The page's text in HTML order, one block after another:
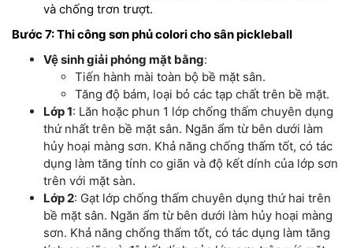
và chống trơn trượt.
Bước 7: Thi công sơn phủ colori cho sân pickleball
Vệ sinh giải phóng mặt bằng:
Tiến hành mài toàn bộ bề mặt sân.
Tăng độ bám, loại bỏ các tạp chất trên bề mặt.
Lớp 1: Lăn hoặc phun 1 lớp chống thấm chuyên dụng
thứ nhất trên bề mặt sân. Ngăn ẩm từ bên dưới làm
hủy hoại màng sơn. Khả năng chống thấm tốt, có tác
dụng làm tăng tính co giãn và độ kết dính của lớp sơn
trên với mặt sàn.
Lớp 2: Gạt lớp chống thấm chuyên dụng thứ hai trên
bề mặt sân. Ngăn ẩm từ bên dưới làm hủy hoại màng
sơn. Khả năng chống thấm tốt, có tác dụng làm tăng